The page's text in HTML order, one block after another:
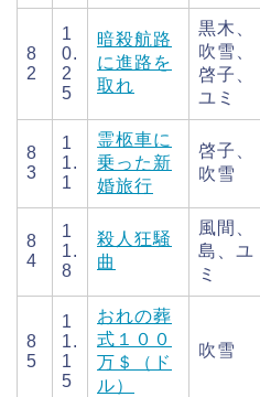
8
2
1
0.
2
5
暗殺航路
に進路を
取れ
黒木、
吹雪、
啓子、
ユミ
8
3
1
1.
1
霊柩車に
乗った新
婚旅行
啓子、
吹雪
8
4
1
1.
8
殺人狂騒
曲
風間、
島、ユ
ミ
8
5
1
1.
1
5
おれの葬
式１００
万＄（ド
ル）
吹雪